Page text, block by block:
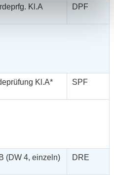
Kl.A DPF
Kl.A*
SPF
(DW 4, einzeln) DRE